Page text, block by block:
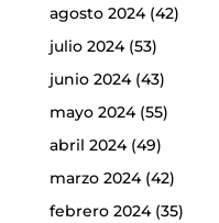
agosto 2024(42)
julio 2024(53)
junio 2024(43)
mayo 2024(55)
abril 2024(49)
marzo 2024(42)
febrero 2024(35)